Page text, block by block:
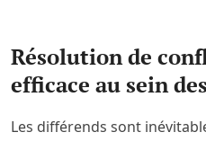
Résolution de
efficace au sein
Les différends sont